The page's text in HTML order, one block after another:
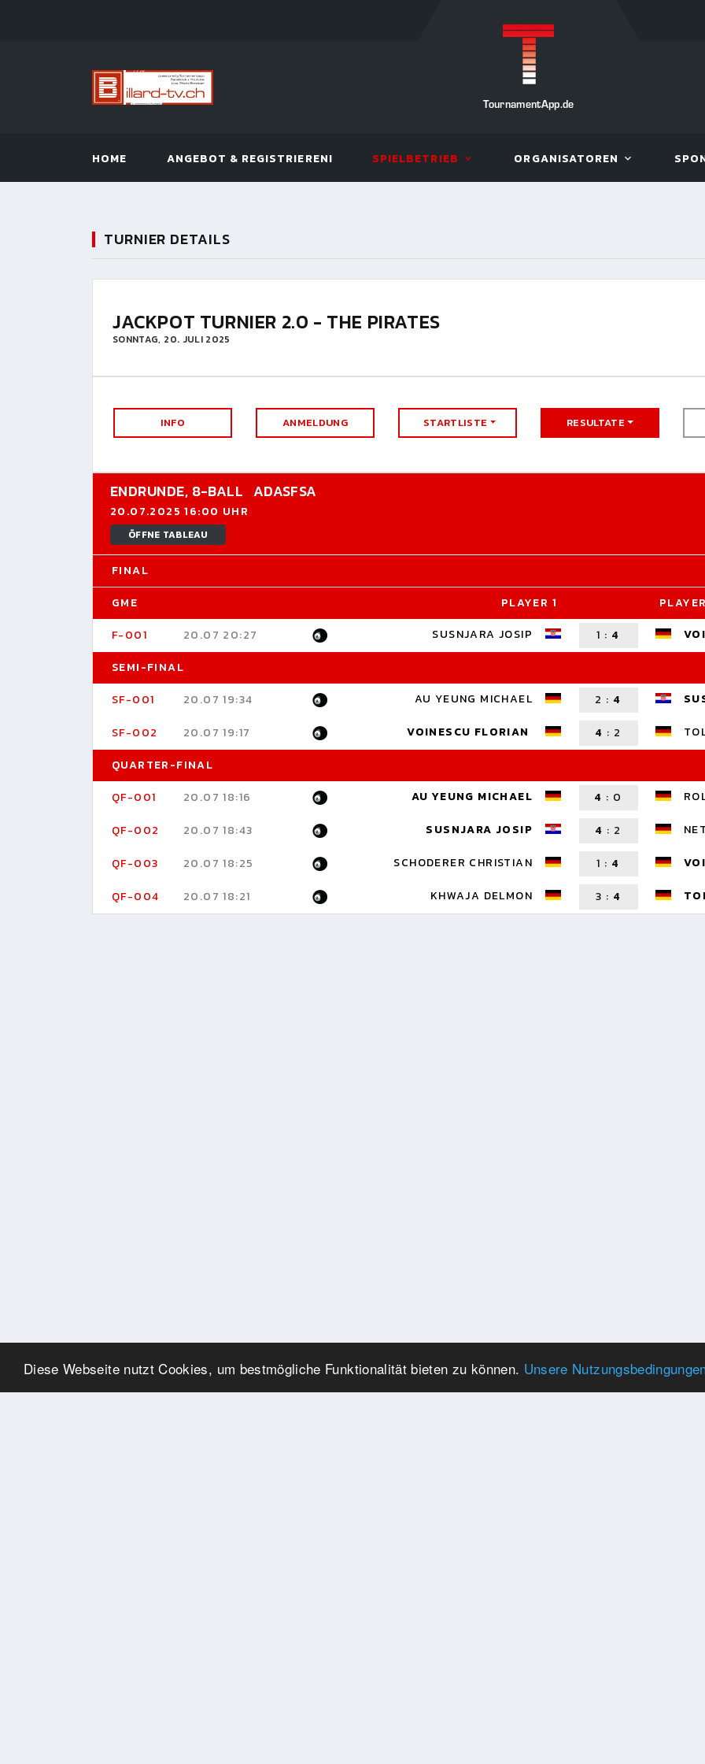
Diese Webseite nutzt Cookies, um bestmögliche Funktionalität bieten zu können. Unsere
TournamentApp.de
HOME ANGEBOT & REGISTRIEREN! SPIELBETRIEB ORGANISATOREN
TURNIER DETAILS
JACKPOT TURNIER 2.0 - THE PIRATES
SONNTAG, 20. JULI 2025
INFO ANMELDUNG STARTLISTE RESULTATE
ENDRUNDE, 8-BALL ADASFSA
20.07.2025 16:00 UHR
ÖFFNE TABLEAU
FINAL
GME
PLAYER 1
F-001
20.07 20:27 SUSNJARA JOSIP 1 : 4
SEMI-FINAL
SF-001
20.07 19:34 AU YEUNG MICHAEL 2 : 4
SF-002 20.07 19:17 VOINESCU FLORIAN 4 : 2
QUARTER-FINAL
QF-001
20.07 18:16 AU YEUNG MICHAEL 4 : 0
QF-002 20.07 18:43 SUSNJARA JOSIP 4 : 2
QF-003 20.07 18:25 SCHODERER CHRISTIAN 1 : 4
QF-004 20.07 18:21 KHWAJA DELMON 3 : 4